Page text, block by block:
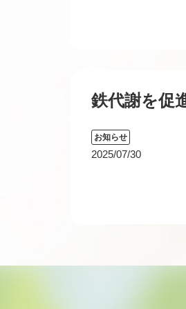
鉄代謝を促
お知らせ
2025/07/30